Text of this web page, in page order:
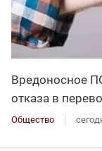
Вредоносное
отказа в
Общество